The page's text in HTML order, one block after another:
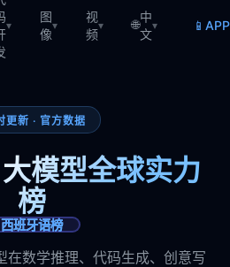
▾
图
像
▾
视
频
▾ 🌐
中
文
▾ 📱
更新 · 官方数据
模型全球实力
榜
西班牙语榜
在数学推理、代码生成、创意写